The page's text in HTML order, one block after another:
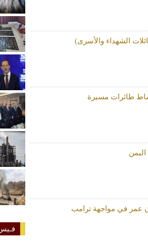
الشهداء والأسرى)
طائرات مسيرة
عمر في مواجهة ترامب